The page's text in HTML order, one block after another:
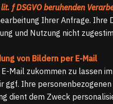
f DSGVO beruhenden
Ihrer Anfrage.
und Nutzung nicht
von Bildern per E-Mail
Mail zukommen zu lassen
Ihre
dient dem Zweck